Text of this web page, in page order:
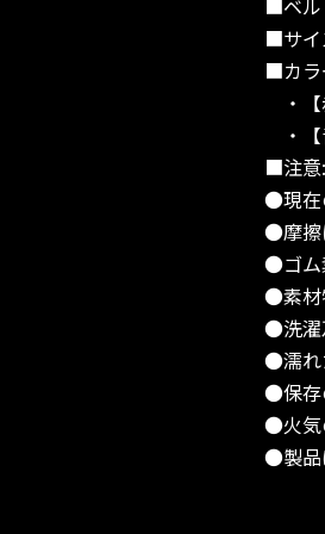
■ベル
■サイ
■カラ
・【
・【
■注意:
●現在
●摩擦
●ゴム
●素材
●洗濯
●濡れ
●保存
●火気
●製品